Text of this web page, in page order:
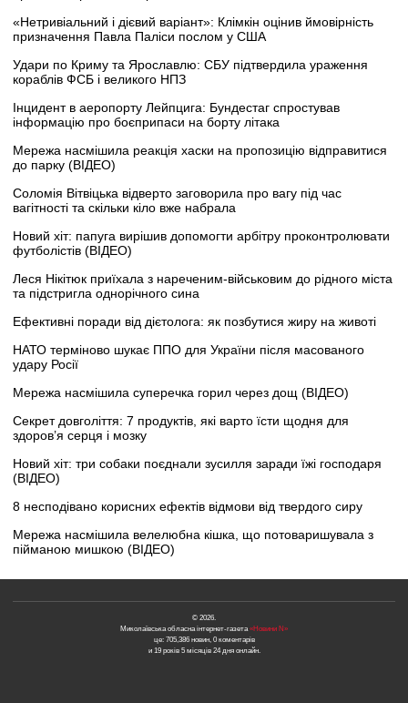
«Нетривіальний і дієвий варіант»: Клімкін оцінив ймовірність
призначення Павла Паліси послом у США
Удари по Криму та Ярославлю: СБУ підтвердила ураження
кораблів ФСБ і великого НПЗ
Інцидент в аеропорту Лейпцига: Бундестаг спростував
інформацію про боєприпаси на борту літака
Мережа насмішила реакція хаски на пропозицію відправитися
до парку (ВІДЕО)
Соломія Вітвіцька відверто заговорила про вагу під час
вагітності та скільки кіло вже набрала
Новий хіт: папуга вирішив допомогти арбітру проконтролювати
футболістів (ВІДЕО)
Леся Нікітюк приїхала з нареченим-військовим до рідного міста
та підстригла однорічного сина
Ефективні поради від дієтолога: як позбутися жиру на животі
НАТО терміново шукає ППО для України після масованого
удару Росії
Мережа насмішила суперечка горил через дощ (ВІДЕО)
Секрет довголіття: 7 продуктів, які варто їсти щодня для
здоров’я серця і мозку
Новий хіт: три собаки поєднали зусилля заради їжі господаря
(ВІДЕО)
8 несподівано корисних ефектів відмови від твердого сиру
Мережа насмішила велелюбна кішка, що потоваришувала з
пійманою мишкою (ВІДЕО)
© 2026.
Миколаївська обласна інтернет-газета «Новини N»
це: 705,386 новин, 0 коментарів
и 19 років 5 місяців 24 дня онлайн.